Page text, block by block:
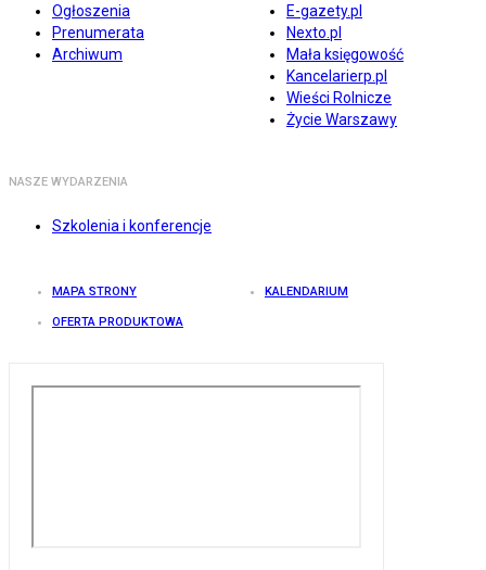
Ogłoszenia
Prenumerata
Archiwum
E-gazety.pl
Nexto.pl
Mała księgowość
Kancelarierp.pl
Wieści Rolnicze
Życie Warszawy
NASZE WYDARZENIA
Szkolenia i konferencje
MAPA STRONY KALENDARIUM
OFERTA PRODUKTOWA